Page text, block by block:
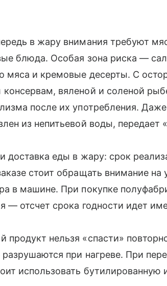
в жару внимания требуют
блюда. Особая зона риска —
мяса и кремовые десерты. С
вяленой и соленой
после их употребления.
из непитьевой воды, передает
доставка еды в жару: срок
стоит обращать внимание
в машине. При покупке
— отсчет срока годности идет
продукт нельзя «спасти»
разрушаются при нагреве. При
использовать бутилированную